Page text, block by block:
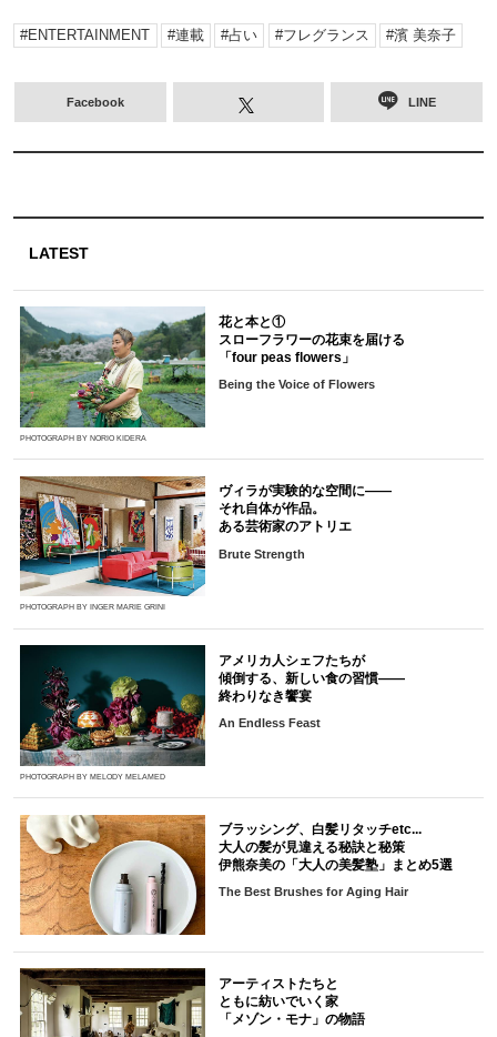
ENTERTAINMENT 連載 占い フレグランス 濱 美奈子
Facebook LINE
LATEST
PHOTOGRAPH BY NORIO KIDERA
花と本と①
スローフラワーの花束を届ける
「four peas flowers」
Being the Voice of Flowers
PHOTOGRAPH BY INGER MARIE GRINI
ヴィラが実験的な空間に――
それ自体が作品。
ある芸術家のアトリエ
Brute Strength
PHOTOGRAPH BY MELODY MELAMED
アメリカ人シェフたちが
傾倒する、新しい食の習慣――
終わりなき饗宴
An Endless Feast
ブラッシング、白髪リタッチetc...
大人の髪が見違える秘訣と秘策
伊熊奈美の「大人の美髪塾」まとめ5選
The Best Brushes for Aging Hair
アーティストたちと
ともに紡いでいく家
「メゾン・モナ」の物語